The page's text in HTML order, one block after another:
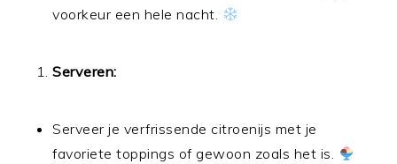
voorkeur een hele nacht.
Serveren:
Serveer je verfrissende citroenijs met je
favoriete toppings of gewoon zoals het is.